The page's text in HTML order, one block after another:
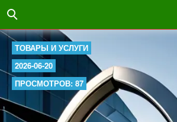
ТОВАРЫ И УСЛУГИ
2026-06-20
ПРОСМОТРОВ: 87